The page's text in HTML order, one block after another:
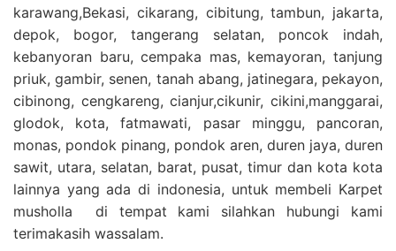
karawang,Bekasi, cikarang, cibitung, tambun, jakarta,
depok, bogor, tangerang selatan, poncok indah,
kebanyoran baru, cempaka mas, kemayoran, tanjung
priuk, gambir, senen, tanah abang, jatinegara, pekayon,
cibinong, cengkareng, cianjur,cikunir, cikini,manggarai,
glodok, kota, fatmawati, pasar minggu, pancoran,
monas, pondok pinang, pondok aren, duren jaya, duren
sawit, utara, selatan, barat, pusat, timur dan kota kota
lainnya yang ada di indonesia, untuk membeli Karpet
musholla di tempat kami silahkan hubungi kami
terimakasih wassalam.